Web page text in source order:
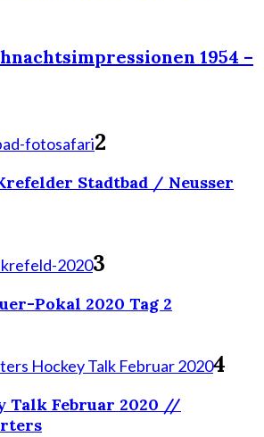
1954 –
2
Stadtbad / Neusser
3
Pokal 2020 Tag 2
4
Talk Februar 2020 //